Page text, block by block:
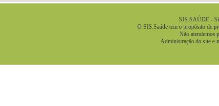
SIS.SAÚDE -
O SIS.Saúde tem o propósito de
Não atendemos
Administração do site